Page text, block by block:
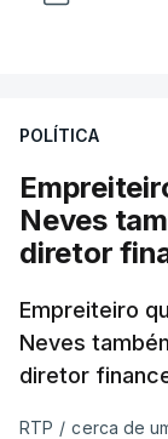
POLÍTICA
Neves
diretor
Empreiteiro
Neves
diretor
RTP / cerca de